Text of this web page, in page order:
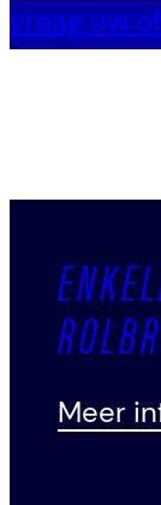
vraag uw
Meer